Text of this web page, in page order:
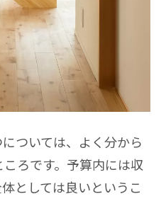
ついては、よく分から
ろです。予算内には収
としては良いというこ